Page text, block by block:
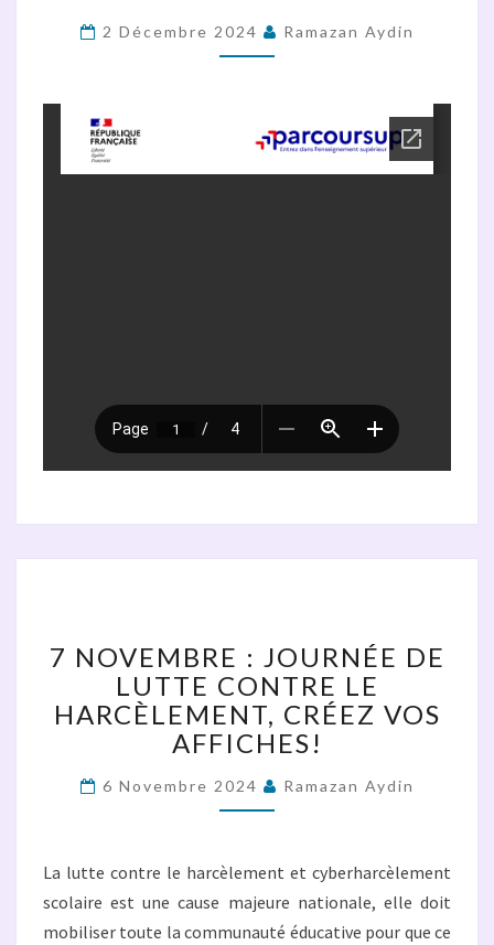
2 Décembre 2024 Ramazan Aydin
JOURNÉE
DE
LUTTE
CONTRE
LE
HARCÈLEMENT,
CRÉEZ
7 NOVEMBRE : JOURNÉE DE
LUTTE CONTRE LE
HARCÈLEMENT, CRÉEZ VOS
AFFICHES!
6 Novembre 2024 Ramazan Aydin
La lutte contre le harcèlement et cyberharcèlement
scolaire est une cause majeure nationale, elle doit
mobiliser toute la communauté éducative pour que ce